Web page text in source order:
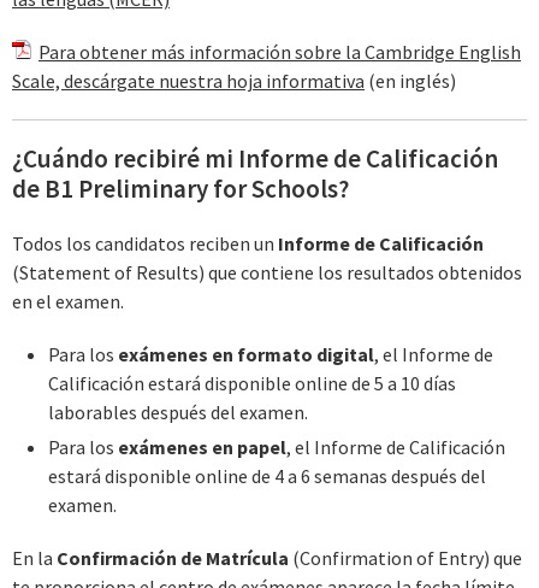
Para obtener más información sobre la Cambridge English
Scale, descárgate nuestra hoja informativa (en inglés)
¿Cuándo recibiré mi Informe de Calificación
de B1 Preliminary for Schools?
Todos los candidatos reciben un Informe de Calificación
(Statement of Results) que contiene los resultados obtenidos
en el examen.
Para los exámenes en formato digital, el Informe de
Calificación estará disponible online de 5 a 10 días
laborables después del examen.
Para los exámenes en papel, el Informe de Calificación
estará disponible online de 4 a 6 semanas después del
examen.
En la Confirmación de Matrícula (Confirmation of Entry) que